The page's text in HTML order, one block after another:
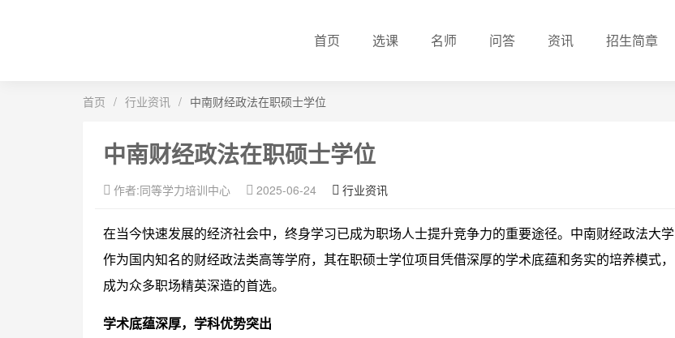
首页 选课 名师 问答 资讯 招生简章
首页 / 行业资讯 / 中南财经政法在职硕士学位
中南财经政法在职硕士学位
作者:同等学力培训中心 2025-06-24 行业资讯
在当今快速发展的经济社会中，终身学习已成为职场人士提升竞争力的重要途径。中南财经政法大学
作为国内知名的财经政法类高等学府，其在职硕士学位项目凭借深厚的学术底蕴和务实的培养模式，
成为众多职场精英深造的首选。
学术底蕴深厚，学科优势突出